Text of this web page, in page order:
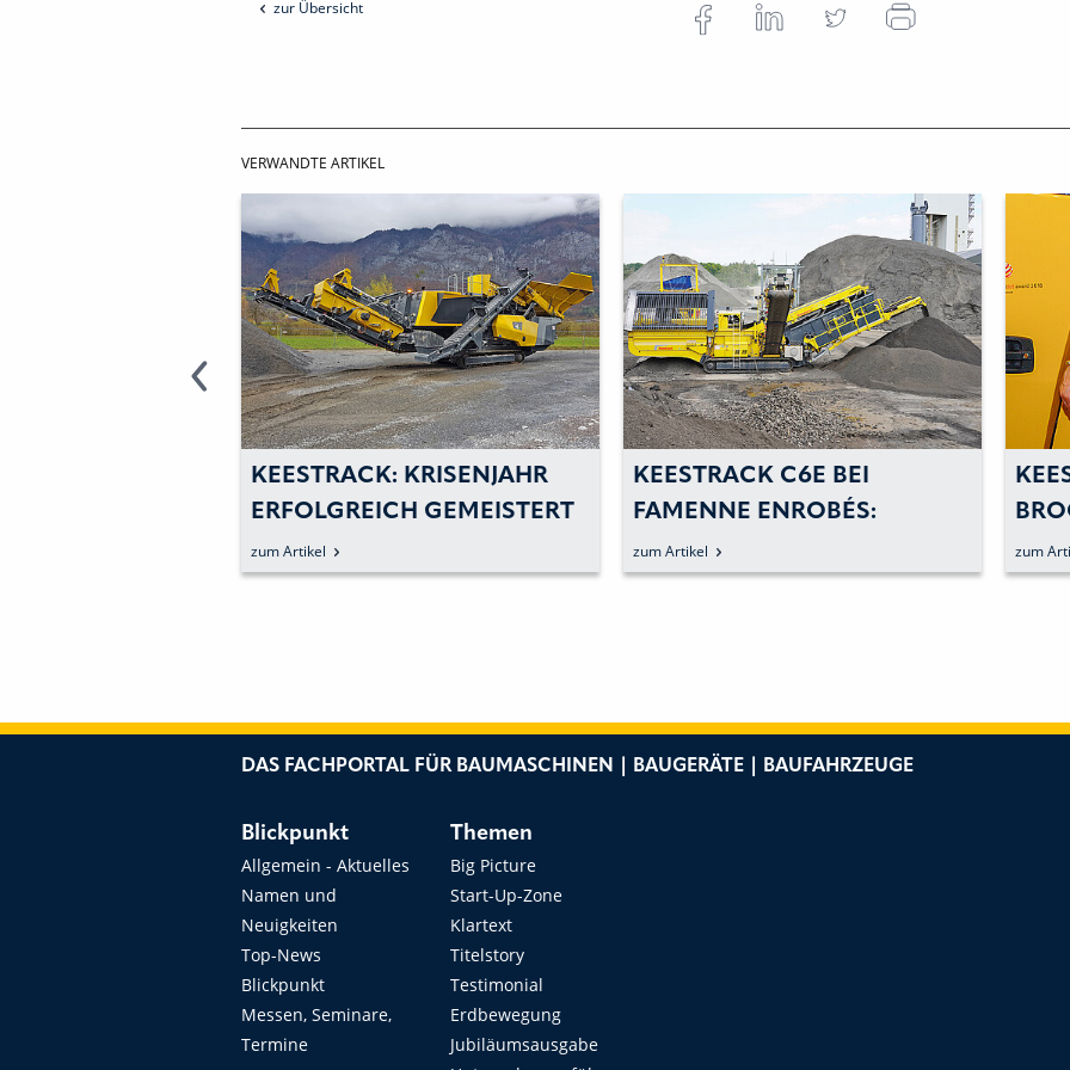
zur Übersicht
VERWANDTE ARTIKEL
GEMEISTERT
KEESTRACK C6E BEI
FAMENNE ENROBÉS:
KEESTRACK UND MICHAEL
BROOKSHAW GEHEN
KÜNFTIG GETRENNTE WEGE
DAS FACHPORTAL FÜR BAUMASCHINEN | BAUGERÄTE | BAUFAHRZEUGE
Blickpunkt
Allgemein - Aktuelles
Namen und
Neuigkeiten
Top-News
Blickpunkt
Messen, Seminare,
Termine
Themen
Big Picture
Start-Up-Zone
Klartext
Titelstory
Testimonial
Erdbewegung
Jubiläumsausgabe